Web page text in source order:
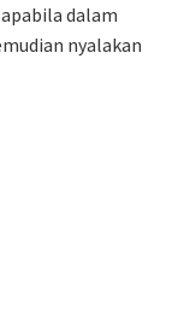
dalam
nyalakan